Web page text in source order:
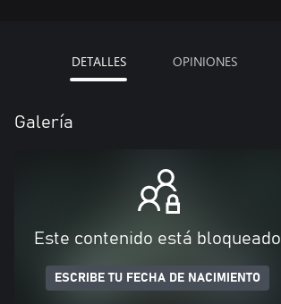
DETALLES OPINIONES
Galería
Este contenido está bloqueado
ESCRIBE TU FECHA DE NACIMIENTO